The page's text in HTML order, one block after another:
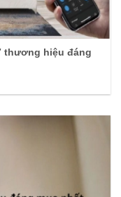
thương hiệu đáng